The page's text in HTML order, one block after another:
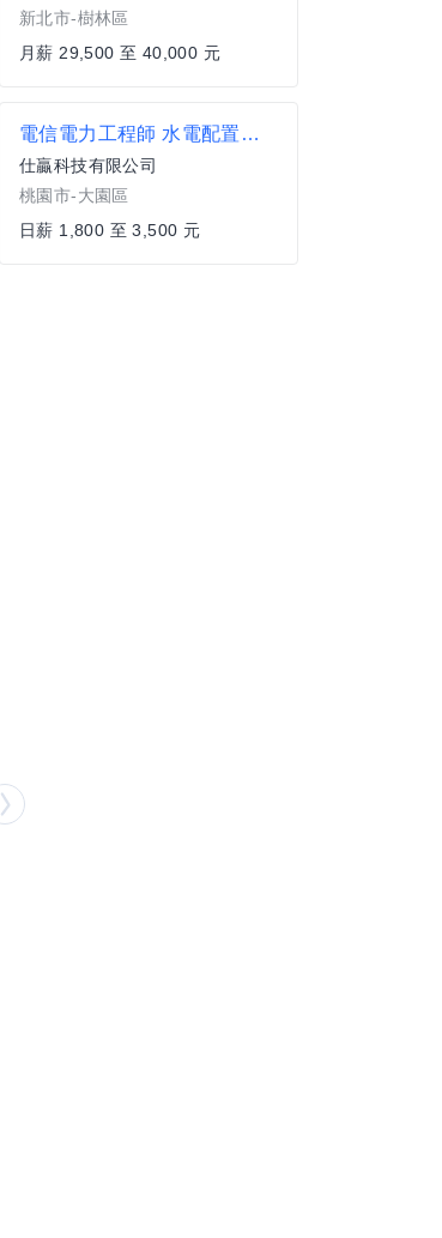
顧問服務
跨部門協作
新北市-樹林區
月薪 29,500 至 40,000 元
電信電力工程師 水電配置人員
仕贏科技有限公司
桃園市-大園區
日薪 1,800 至 3,500 元